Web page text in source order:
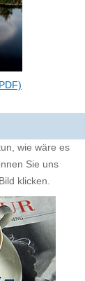
wie wäre es
Sie uns
klicken.